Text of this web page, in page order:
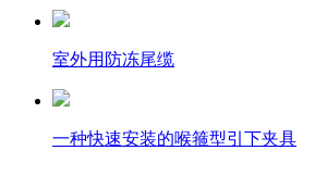
室外用防冻尾缆
一种快速安装的喉箍型引下夹具